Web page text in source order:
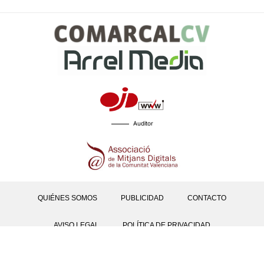
Auditor
QUIÉNES SOMOS PUBLICIDAD CONTACTO
AVISO LEGAL POLÍTICA DE PRIVACIDAD